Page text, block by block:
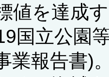
値を達成
国立公園
業報告書)